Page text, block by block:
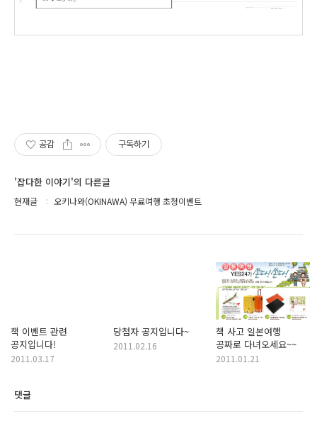
공감 구독하기
'잡다한 이야기'의 다른글
현재글 오키나와(OKINAWA) 무료여행 초청이벤트
책 이벤트 관련
공지입니다!
2011.03.17
당첨자 공지입니다~
2011.02.16
책 사고 일본여행
공짜로 다녀오세요~~
2011.01.21
댓글